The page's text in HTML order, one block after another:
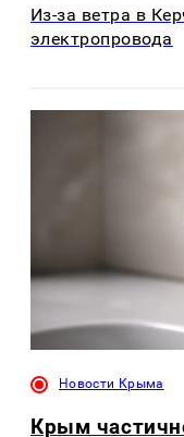
Из-за ветра в
электропровода
Новости Крыма
Крым